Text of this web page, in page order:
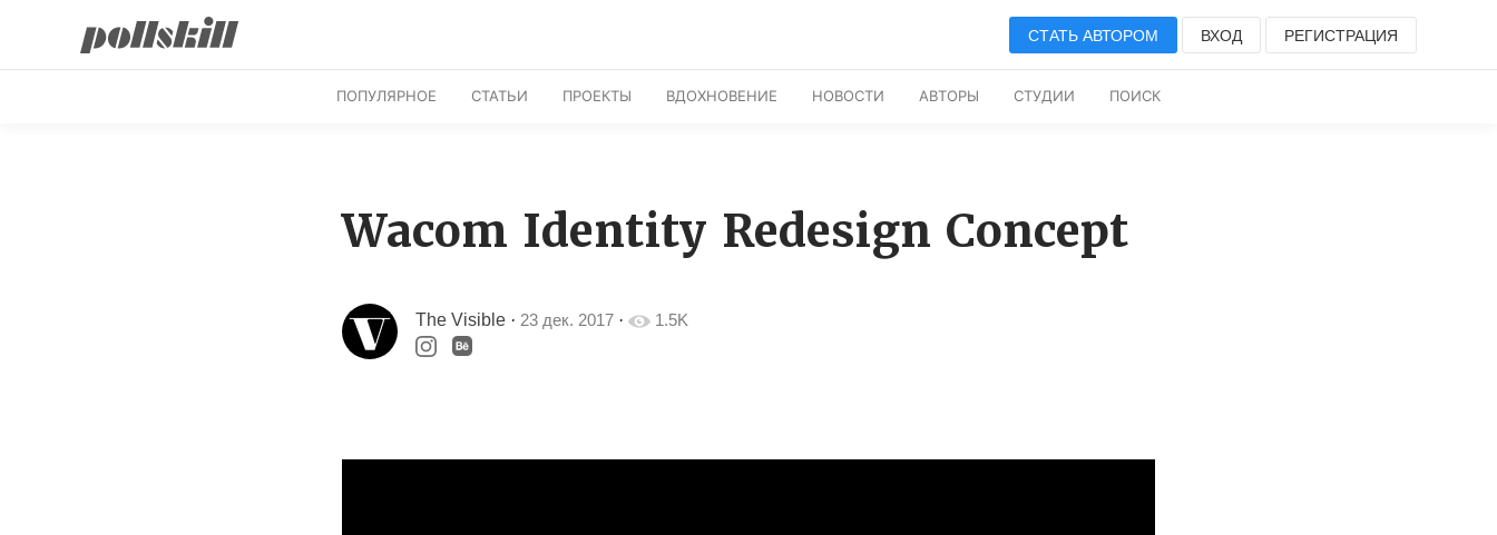
СТАТЬ АВТОРОМ ВХОД РЕГИСТРАЦИЯ
ПОПУЛЯРНОЕ СТАТЬИ ПРОЕКТЫ ВДОХНОВЕНИЕ НОВОСТИ АВТОРЫ СТУДИИ ПОИСК
Wacom Identity Redesign Concept
The Visible· 23 дек. 2017· 1.5K